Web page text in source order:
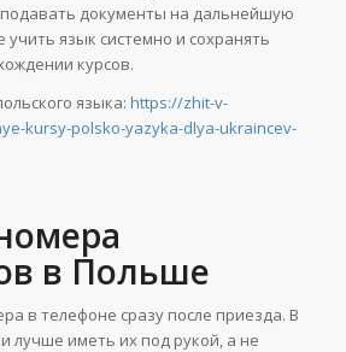
подавать документы на дальнейшую
язык системно и сохранять
курсов.
языка: https://zhit-v-
kursy-polsko-yazyka-dlya-ukraincev-
в Польше
в телефоне сразу после приезда. В
лучше иметь их под рукой, а не